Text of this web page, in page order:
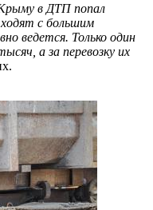
в ДТП попал
ходят с большим
ведется. Только один
а за перевозку их